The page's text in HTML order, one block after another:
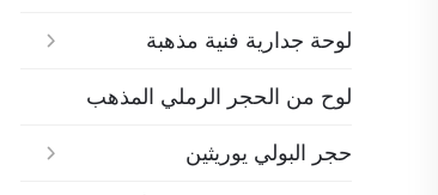
لوحة جدارية فنية مذهبة
لوح من الحجر الرملي المذهب
حجر البولي يوريثين